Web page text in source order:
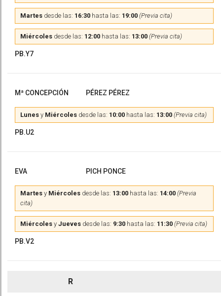
Martes desde las: 16:30 hasta las: 19:00 (Previa cita)
Miércoles desde las: 12:00 hasta las: 13:00 (Previa cita)
PB.Y7
Mª CONCEPCIÓN PÉREZ PÉREZ
Lunes y Miércoles desde las: 10:00 hasta las: 13:00 (Previa cita)
PB.U2
EVA PICH PONCE
Martes y Miércoles desde las: 13:00 hasta las: 14:00 (Previa
cita)
Miércoles y Jueves desde las: 9:30 hasta las: 11:30 (Previa cita)
PB.V2
R